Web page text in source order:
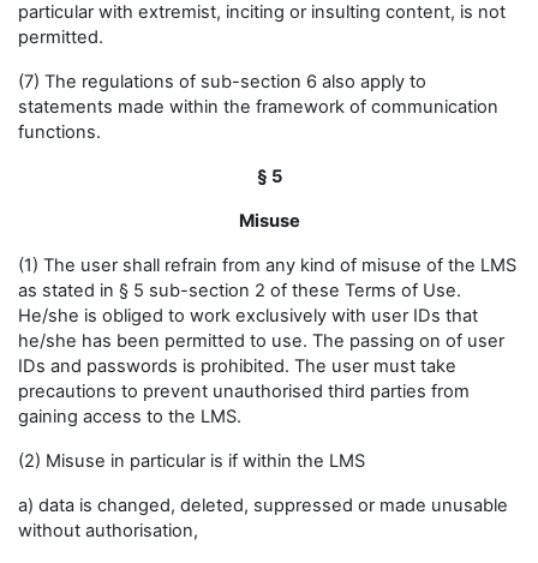
particular with extremist, inciting or insulting content, is not
permitted.
(7) The regulations of sub-section 6 also apply to
statements made within the framework of communication
functions.
§ 5
Misuse
(1) The user shall refrain from any kind of misuse of the LMS
as stated in § 5 sub-section 2 of these Terms of Use.
He/she is obliged to work exclusively with user IDs that
he/she has been permitted to use. The passing on of user
IDs and passwords is prohibited. The user must take
precautions to prevent unauthorised third parties from
gaining access to the LMS.
(2) Misuse in particular is if within the LMS
a) data is changed, deleted, suppressed or made unusable
without authorisation,